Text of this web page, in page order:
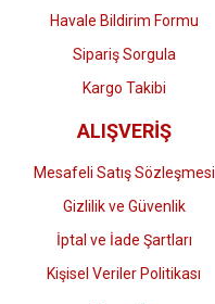
Havale Bildirim Formu
Sipariş Sorgula
Kargo Takibi
ALIŞVERİŞ
Mesafeli Satış Sözleşmesi
Gizlilik ve Güvenlik
İptal ve İade Şartları
Kişisel Veriler Politikası